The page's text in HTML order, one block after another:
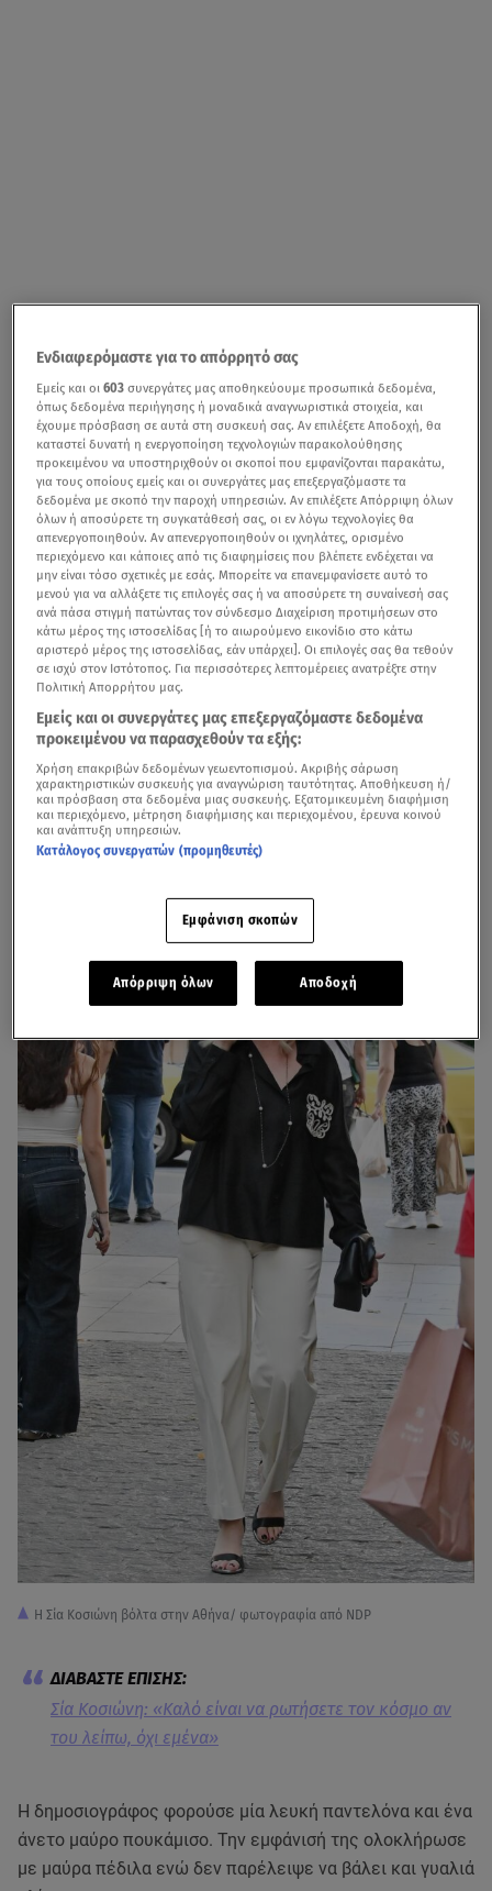
Τη βόλτα της στο Κέντρο της Αθήνας απόλαυσε η
Κοσιώνη! Η δημοσιογράφος που πρόσφατα αποχώρησε
από το Κανάλι του Φαλήρου, στο οποίο δούλεψε για 20
χρόνια απαθανατίστηκε από τον φωτογραφικό φακό
ντυμένη casual και άκρως ευδιάθετη.
«Ο ΣΚΑΪ δεν ήθελε να μιλήσει με τη Σία Κοσιώνη» - Οι
συζητήσεις με τον ΑΝΤ1
Η Σία Κοσιώνη βόλτα στην Αθήνα/ φωτογραφία από NDP
Σία Κοσιώνη: «Καλό είναι να ρωτήσετε τον κόσμο αν
του λείπω, όχι εμένα»
Η δημοσιογράφος φορούσε μία λευκή παντελόνα και ένα
άνετο μαύρο πουκάμισο. Την εμφάνισή της ολοκλήρωσε
με μαύρα πέδιλα ενώ δεν παρέλειψε να βάλει και γυαλιά
Ενδιαφερόμαστε για το απόρρητό σας
Εμείς και οι603 συνεργάτες μας αποθηκεύουμε προσωπικά δεδομένα,
όπως δεδομένα περιήγησης ή μοναδικά αναγνωριστικά στοιχεία, και
έχουμε πρόσβαση σε αυτά στη συσκευή σας. Αν επιλέξετε Αποδοχή, θα
καταστεί δυνατή η ενεργοποίηση τεχνολογιών παρακολούθησης
προκειμένου να υποστηριχθούν οι σκοποί που εμφανίζονται παρακάτω,
για τους οποίους εμείς και οι συνεργάτες μας επεξεργαζόμαστε τα
δεδομένα με σκοπό την παροχή υπηρεσιών. Αν επιλέξετε Απόρριψη όλων
όλων ή αποσύρετε τη συγκατάθεσή σας, οι εν λόγω τεχνολογίες θα
απενεργοποιηθούν. Αν απενεργοποιηθούν οι ιχνηλάτες, ορισμένο
περιεχόμενο και κάποιες από τις διαφημίσεις που βλέπετε ενδέχεται να
μην είναι τόσο σχετικές με εσάς. Μπορείτε να επανεμφανίσετε αυτό το
μενού για να αλλάξετε τις επιλογές σας ή να αποσύρετε τη συναίνεσή σας
ανά πάσα στιγμή πατώντας τον σύνδεσμο Διαχείριση προτιμήσεων στο
κάτω μέρος της ιστοσελίδας [ή το αιωρούμενο εικονίδιο στο κάτω
αριστερό μέρος της ιστοσελίδας, εάν υπάρχει]. Οι επιλογές σας θα τεθούν
σε ισχύ στον Ιστότοπος. Για περισσότερες λεπτομέρειες ανατρέξτε στην
Πολιτική Απορρήτου μας.
Εμείς και οι συνεργάτες μας επεξεργαζόμαστε δεδομένα
προκειμένου να παρασχεθούν τα εξής:
Χρήση επακριβών δεδομένων γεωεντοπισμού. Ακριβής σάρωση
χαρακτηριστικών συσκευής για αναγνώριση ταυτότητας. Αποθήκευση ή/
και πρόσβαση στα δεδομένα μιας συσκευής. Εξατομικευμένη διαφήμιση
και περιεχόμενο, μέτρηση διαφήμισης και περιεχομένου, έρευνα κοινού
και ανάπτυξη υπηρεσιών.
Κατάλογος συνεργατών (προμηθευτές)
Εμφάνιση σκοπών
Απόρριψη όλων Αποδοχή